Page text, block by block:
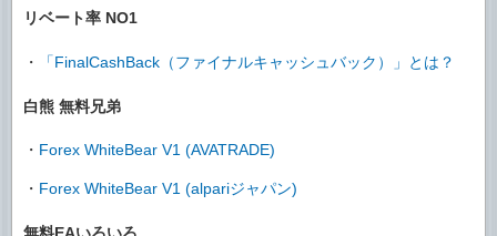
リベート率 NO1
・ 「FinalCashBack（ファイナルキャッシュバック）」とは？
白熊 無料兄弟
・ Forex WhiteBear V1 (AVATRADE)
・ Forex WhiteBear V1 (alpariジャパン)